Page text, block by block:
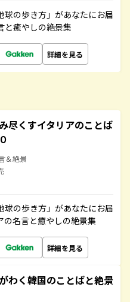
の歩き方」があなたにお届
と癒やしの絶景集
詳細を見る
尽くすイタリアのことば
＆絶景
の歩き方」があなたにお届
の名言と癒やしの絶景集
詳細を見る
わく韓国のことばと絶景